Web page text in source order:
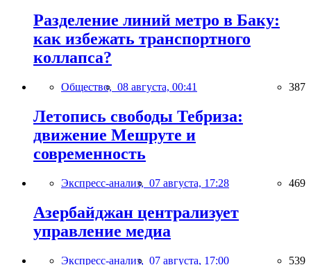
Разделение линий метро в Баку:
как избежать транспортного
коллапса?
Общество, 08 августа, 00:41 387
Летопись свободы Тебриза:
движение Мешруте и
современность
Экспресс-анализ, 07 августа, 17:28 469
Азербайджан централизует
управление медиа
Экспресс-анализ, 07 августа, 17:00 539